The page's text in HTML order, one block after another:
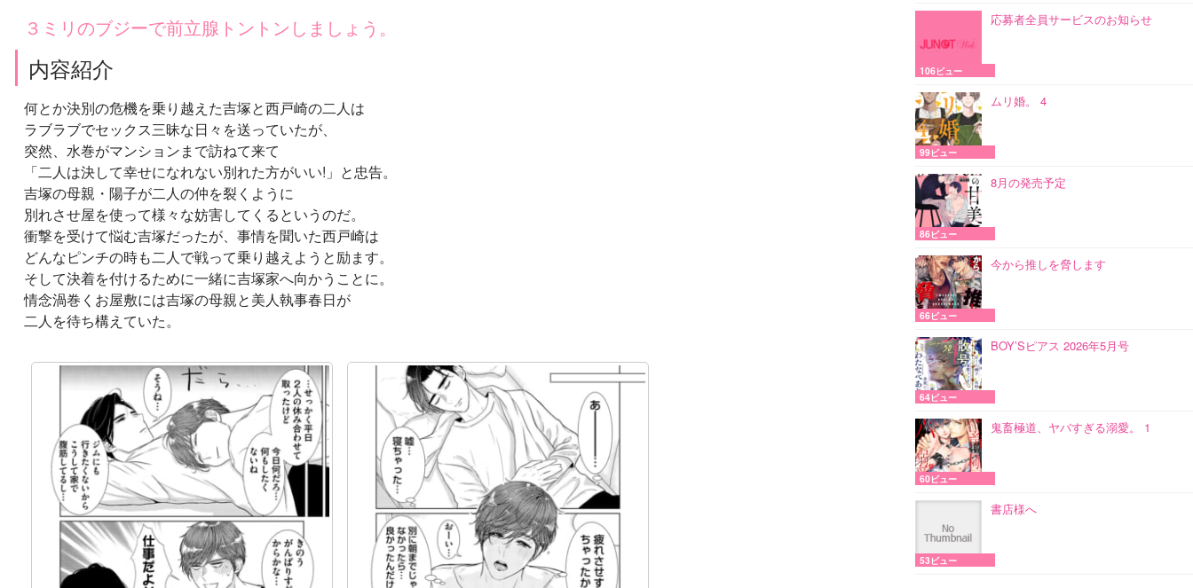
３ミリのブジーで前立腺トントンしましょう。
内容紹介
何とか決別の危機を乗り越えた吉塚と西戸崎の二人は
ラブラブでセックス三昧な日々を送っていたが、
突然、水巻がマンションまで訪ねて来て
「二人は決して幸せになれない別れた方がいい!」と忠告。
吉塚の母親・陽子が二人の仲を裂くように
別れさせ屋を使って様々な妨害してくるというのだ。
衝撃を受けて悩む吉塚だったが、事情を聞いた西戸崎は
どんなピンチの時も二人で戦って乗り越えようと励ます。
そして決着を付けるために一緒に吉塚家へ向かうことに。
情念渦巻くお屋敷には吉塚の母親と美人執事春日が
二人を待ち構えていた。
応募者全員サービスのお知らせ
106ビュー
ムリ婚。 4
99ビュー
8月の発売予定
86ビュー
今から推しを脅します
66ビュー
BOY’Sピアス 2026年5月号
64ビュー
鬼畜極道、ヤバすぎる溺愛。 1
60ビュー
書店様へ
53ビュー